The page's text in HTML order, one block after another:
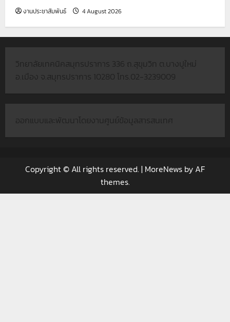
งานประชาสัมพันธ์ 4 August 2026
วิทยาลัยเทคนิคสมุทรปราการ 336 ถ.สุขุมวิท ต.บางปูใหม่
อ.เมือง จ.สมุทรปราการ 10280 โทร.02-3239009
ออกแบบและพัฒนาโดยงานศูนย์ข้อมูลสารสนเทศ
Copyright © All rights reserved. | MoreNews by AF
themes.